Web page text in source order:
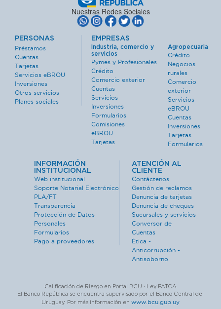
Nuestras Redes Sociales
PERSONAS
Préstamos
Cuentas
Tarjetas
Servicios eBROU
Inversiones
Otros servicios
Planes sociales
EMPRESAS
Industria, comercio y
servicios
Pymes y Profesionales
Crédito
Comercio exterior
Cuentas
Servicios
Inversiones
Formularios
Comisiones
eBROU
Tarjetas
Agropecuaria
Crédito
Negocios
rurales
Comercio
exterior
Servicios
eBROU
Cuentas
Inversiones
Tarjetas
Formularios
INFORMACIÓN
INSTITUCIONAL
Web institucional
Soporte Notarial Electrónico
PLA/FT
Transparencia
Protección de Datos
Personales
Formularios
Pago a proveedores
ATENCIÓN AL
CLIENTE
Contáctenos
Gestión de reclamos
Denuncia de tarjetas
Denuncia de cheques
Sucursales y servicios
Conversor de
Cuentas
Ética -
Anticorrupción -
Antisoborno
Calificación de Riesgo en Portal BCU · Ley FATCA
El Banco República se encuentra supervisado por el Banco Central del
Uruguay. Por más información en www.bcu.gub.uy